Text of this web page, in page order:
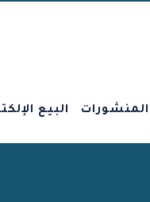
المنشورات البيع